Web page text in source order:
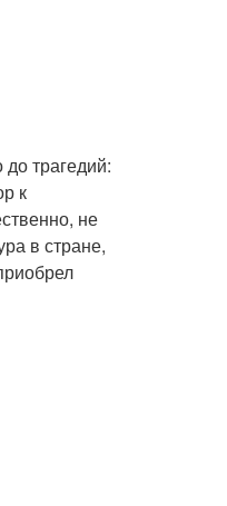
трагедий:
к
не
в стране,